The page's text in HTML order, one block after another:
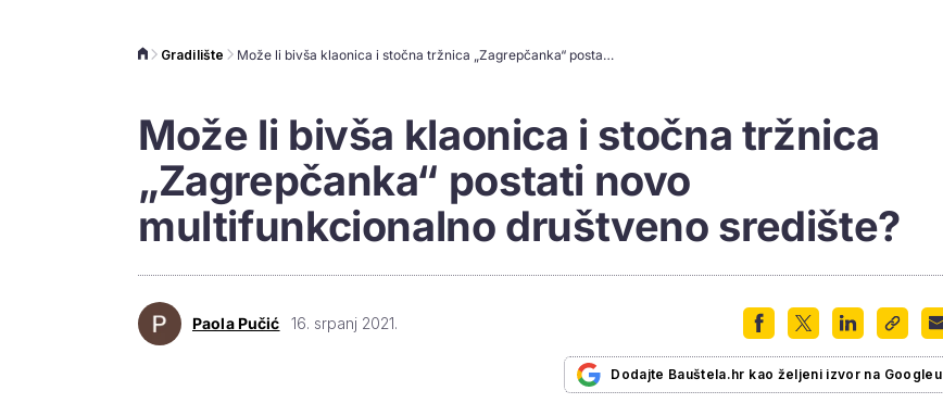
Gradilište Može li bivša klaonica i stočna tržnica „Zagrepčanka“ postati novo multifunkcionalno društveno središte?
Može li bivša klaonica i stočna tržnica
„Zagrepčanka“ postati novo
multifunkcionalno društveno središte?
Paola Pučić 16. srpanj 2021.
Dodajte Bauštela.hr kao željeni izvor na Googleu